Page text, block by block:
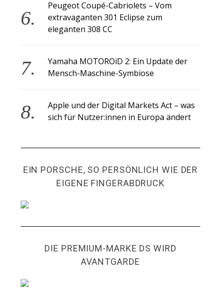
Peugeot Coupé-Cabriolets – Vom
extravaganten 301 Eclipse zum
eleganten 308 CC
Yamaha MOTOROiD 2: Ein Update der
Mensch-Maschine-Symbiose
Apple und der Digital Markets Act – was
sich für Nutzer:innen in Europa ändert
EIN PORSCHE, SO PERSÖNLICH WIE DER
EIGENE FINGERABDRUCK
DIE PREMIUM-MARKE DS WIRD
AVANTGARDE